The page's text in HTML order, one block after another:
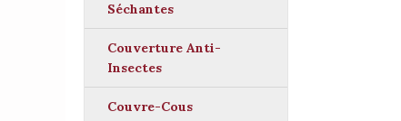
Séchantes
Couverture Anti-
Insectes
Couvre-Cous